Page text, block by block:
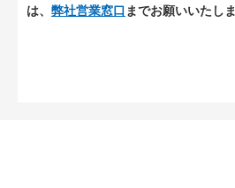
は、 弊社営業窓口 までお願いいたしま